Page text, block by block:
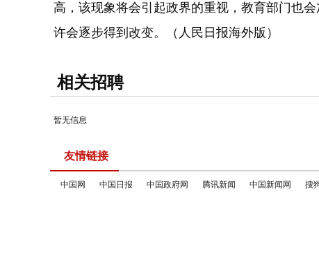
高，该现象将会引起政界的重视，教育部门也
许会逐步得到改变。（人民日报海外版）
相关招聘
暂无信息
友情链接
中国网 中国日报 中国政府网 腾讯新闻 中国新闻网 搜